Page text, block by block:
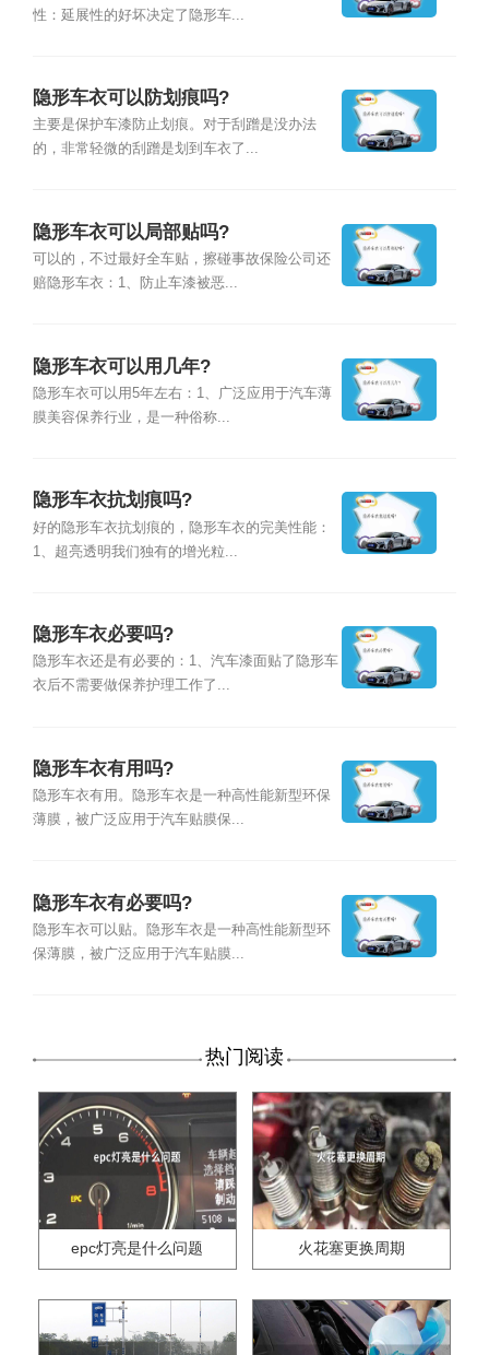
性：延展性的好坏决定了隐形车...
隐形车衣可以防划痕吗?
主要是保护车漆防止划痕。对于刮蹭是没办法
的，非常轻微的刮蹭是划到车衣了...
隐形车衣可以局部贴吗?
可以的，不过最好全车贴，擦碰事故保险公司还
赔隐形车衣：1、防止车漆被恶...
隐形车衣可以用几年?
隐形车衣可以用5年左右：1、广泛应用于汽车薄
膜美容保养行业，是一种俗称...
隐形车衣抗划痕吗?
好的隐形车衣抗划痕的，隐形车衣的完美性能：
1、超亮透明我们独有的增光粒...
隐形车衣必要吗?
隐形车衣还是有必要的：1、汽车漆面贴了隐形车
衣后不需要做保养护理工作了...
隐形车衣有用吗?
隐形车衣有用。隐形车衣是一种高性能新型环保
薄膜，被广泛应用于汽车贴膜保...
隐形车衣有必要吗?
隐形车衣可以贴。隐形车衣是一种高性能新型环
保薄膜，被广泛应用于汽车贴膜...
热门阅读
epc灯亮是什么问题 火花塞更换周期